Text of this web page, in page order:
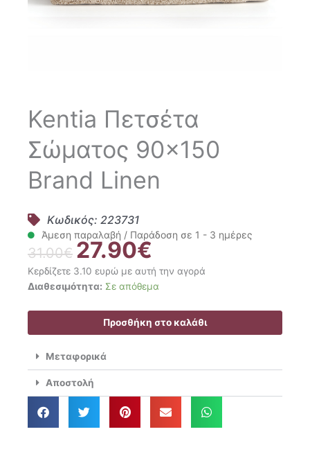
Kentia Πετσέτα
Σώματος 90×150
Brand Linen
Κωδικός: 223731
Άμεση παραλαβή / Παράδοση σε 1 - 3 ημέρες
31.00€ Original
price
was:
31.00€.
27.90€
τρέχουσα
τιμή
είναι:
27.90€.
Κερδίζετε 3.10 ευρώ με αυτή την αγορά
Διαθεσιμότητα: Σε απόθεμα
Kentia
90x150
Linen
ποσότητα
Προσθήκη στο καλάθι
Μεταφορικά
Αποστολή